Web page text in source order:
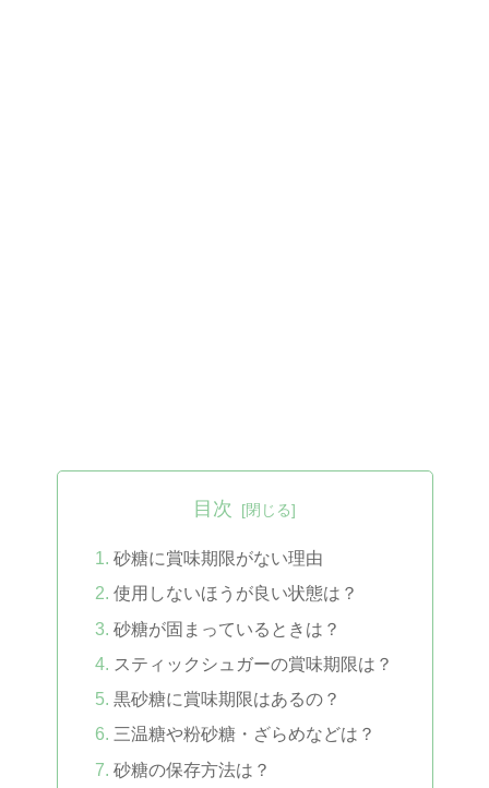
目次
砂糖に賞味期限がない理由
使用しないほうが良い状態は？
砂糖が固まっているときは？
スティックシュガーの賞味期限は？
黒砂糖に賞味期限はあるの？
三温糖や粉砂糖・ざらめなどは？
砂糖の保存方法は？